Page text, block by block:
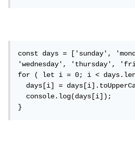
const days = ['sunday',
'wednesday', 'thursday',
for ( let i = 0; i <
  days[i] = days[i].toUpperCase();
  console.log(days[i]);
}